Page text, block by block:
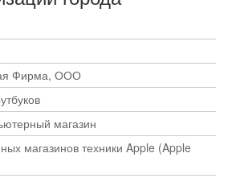
Фирма, ООО
магазин
магазинов техники Apple (Apple